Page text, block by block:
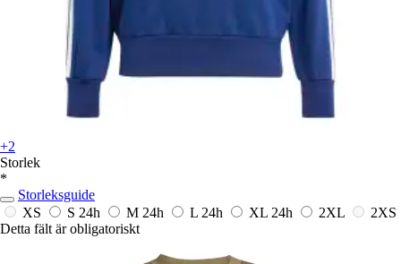
+2
Storlek
*
Storleksguide
XS
S 24h M 24h L 24h XL 24h 2XL
2XS
Detta fält är obligatoriskt